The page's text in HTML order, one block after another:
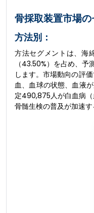
骨採取装置市場の
方法別：
方法セグメントは、海
（43.50%）を占め、
します。市場動向の評
血、血球の状態、血液
定490,875人が白血病（
骨髄生検の普及が加速す